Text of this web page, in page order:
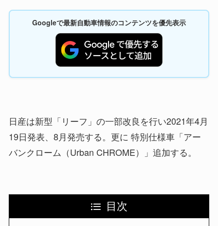
Googleで最新自動車情報のコンテンツを優先表示
日産は新型「リーフ」の一部改良を行い2021年4月
19日発表、8月発売する。更に 特別仕様車「アー
バンクローム（Urban CHROME）」追加する。
目次